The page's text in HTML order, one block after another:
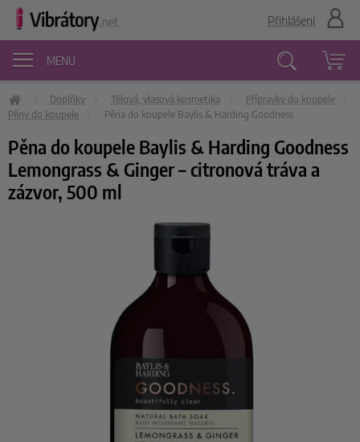
MENU
Vyhledávání
Přihlášení
Doplňky Tělová, vlasová kosmetika
Přípravky do koupele
Pěny do koupele
Pěna do koupele Baylis & Harding Goodness
Pěna do koupele Baylis & Harding Goodness
Lemongrass & Ginger – citronová tráva a
zázvor, 500 ml